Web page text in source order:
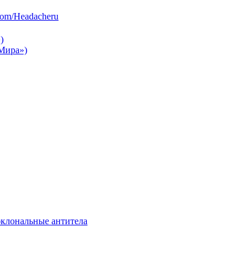
Headacheru
антитела